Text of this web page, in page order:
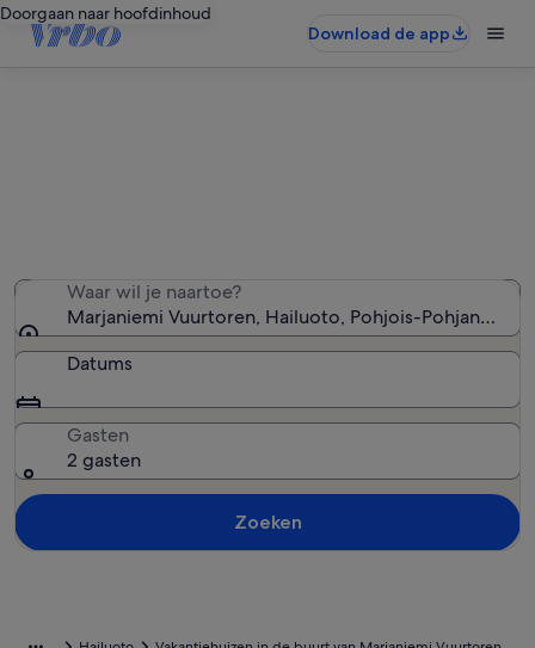
Doorgaan naar hoofdinhoud
Download de app
Waar wil je naartoe?
Marjaniemi Vuurtoren, Hailuoto, Pohjois-Pohjanmaa,
Datums
Gasten
2 gasten
Zoeken